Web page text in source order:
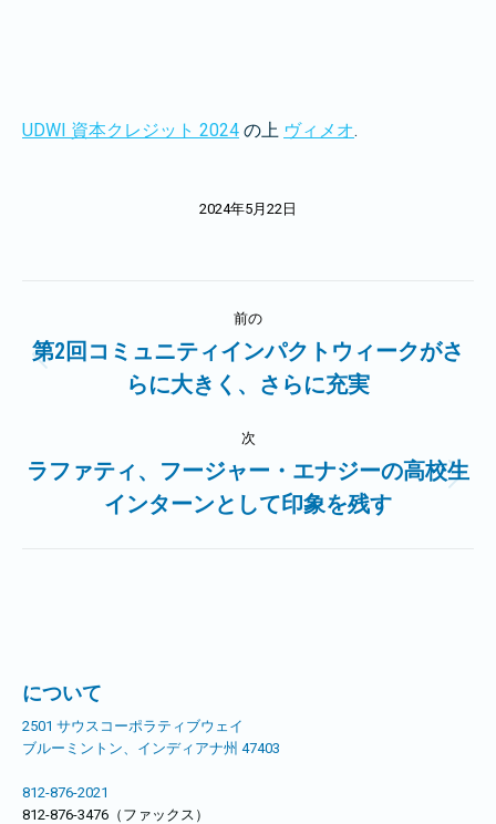
UDWI 資本クレジット 2024 の上 ヴィメオ.
2024年5月22日
稿
ン
前の
前
の
事:
第2回コミュニティインパクトウィークがさ
らに大きく、さらに充実
次
の
ラファティ、フージャー・エナジーの高校生
インターンとして印象を残す
について
2501 サウスコーポラティブウェイ
ブルーミントン、インディアナ州 47403
812-876-2021
812-876-3476（ファックス）